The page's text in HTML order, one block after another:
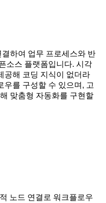
하여 업무 프로세스와 반
소스 플랫폼입니다. 시각
공해 코딩 지식이 없더라
우를 구성할 수 있으며, 고
맞춤형 자동화를 구현할
노드 연결로 워크플로우